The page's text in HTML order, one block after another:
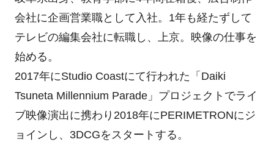
会社に企画営業職として入社。1年も経たずして
テレビの編集会社に転職し、上京。映像の仕事を
始める。
2017年にStudio Coastにて行われた「Daiki
Tsuneta Millennium Parade」プロジェクトでライ
ブ映像演出に携わり2018年にPERIMETRONにジ
ョインし、3DCGをスタートする。